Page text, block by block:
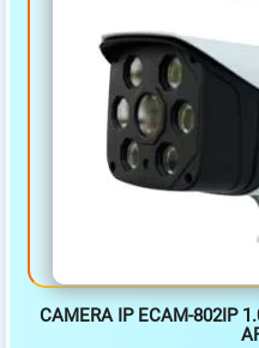
CAMERA IP ECAM-802IP